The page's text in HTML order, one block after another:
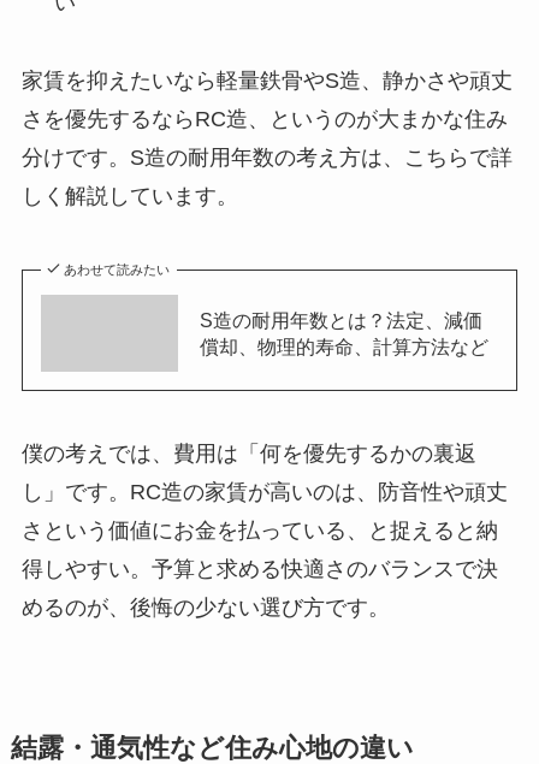
家賃を抑えたいなら軽量鉄骨やS造、静かさや頑丈
さを優先するならRC造、というのが大まかな住み
分けです。S造の耐用年数の考え方は、こちらで詳
しく解説しています。
あわせて読みたい
S造の耐用年数とは？法定、減価
償却、物理的寿命、計算方法など
僕の考えでは、費用は「何を優先するかの裏返
し」です。RC造の家賃が高いのは、防音性や頑丈
さという価値にお金を払っている、と捉えると納
得しやすい。予算と求める快適さのバランスで決
めるのが、後悔の少ない選び方です。
結露・通気性など住み心地の違い